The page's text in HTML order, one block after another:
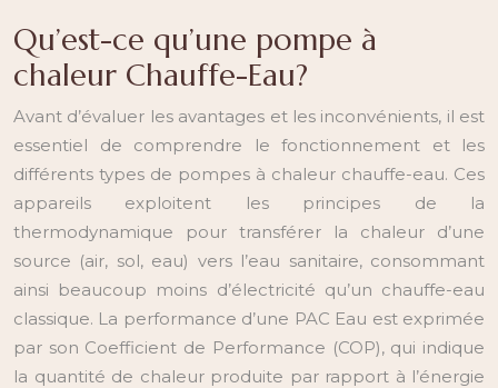
Qu’est-ce qu’une pompe à
chaleur Chauffe-Eau?
Avant d’évaluer les avantages et les inconvénients, il est
essentiel de comprendre le fonctionnement et les
différents types de pompes à chaleur chauffe-eau. Ces
appareils exploitent les principes de la
thermodynamique pour transférer la chaleur d’une
source (air, sol, eau) vers l’eau sanitaire, consommant
ainsi beaucoup moins d’électricité qu’un chauffe-eau
classique. La performance d’une PAC Eau est exprimée
par son Coefficient de Performance (COP), qui indique
la quantité de chaleur produite par rapport à l’énergie